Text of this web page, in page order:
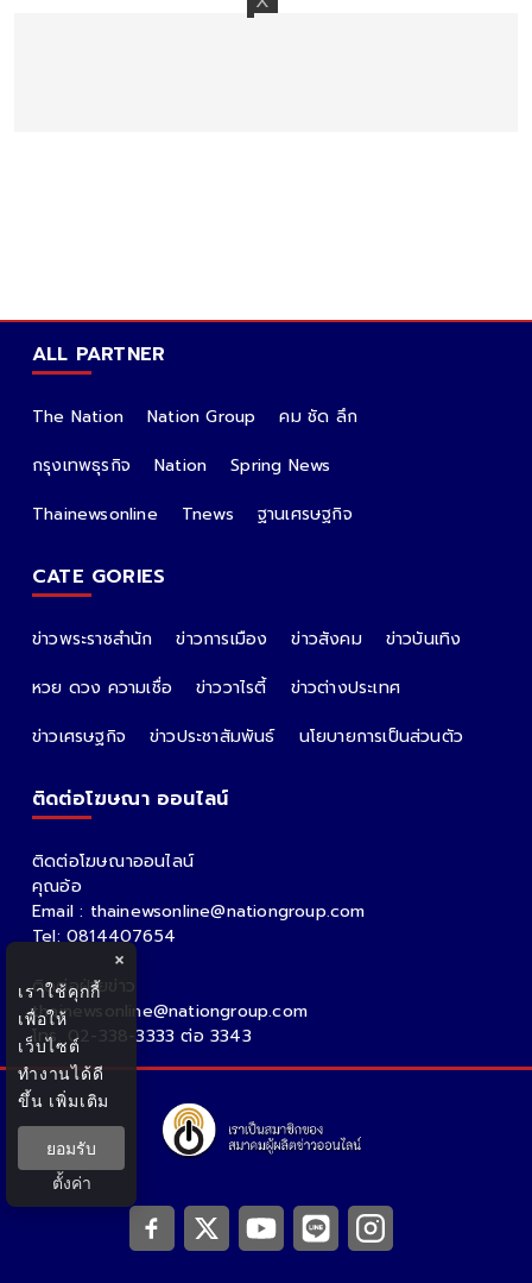
ALL PARTNER
The Nation Nation Group
คม ชัด ลึก
กรุงเทพธุรกิจ
Nation
Spring News
Thainewsonline
Tnews ฐานเศรษฐกิจ
CATE GORIES
ข่าวพระราชสำนัก ข่าวการเมือง ข่าวสังคม
ข่าวบันเทิง
หวย ดวง ความเชื่อ
ข่าววาไรตี้
ข่าวต่างประเทศ
ข่าวเศรษฐกิจ
ข่าวประชาสัมพันธ์ นโยบายการเป็นส่วนตัว
ติดต่อโฆษณา ออนไลน์
ติดต่อโฆษณาออนไลน์
คุณอ้อ
Email : thainewsonline@nationgroup.com
Tel: 0814407654
ติดต่อฝ่ายข่าว
thainewsonline@nationgroup.com
โทร. 02-338-3333 ต่อ 3343
×
เราใช้คุกกี้
เพื่อให้
เว็บไซต์
ทำงานได้ดี
ขึ้น เพิ่มเติม
ยอมรับ
ตั้งค่า